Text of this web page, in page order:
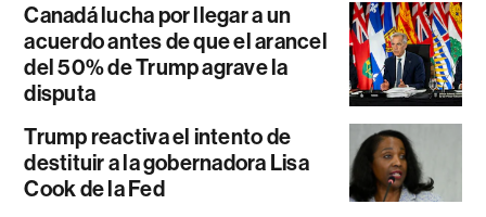
Canadá lucha por llegar a un
acuerdo antes de que el arancel
del 50% de Trump agrave la
disputa
Trump reactiva el intento de
destituir a la gobernadora Lisa
Cook de la Fed